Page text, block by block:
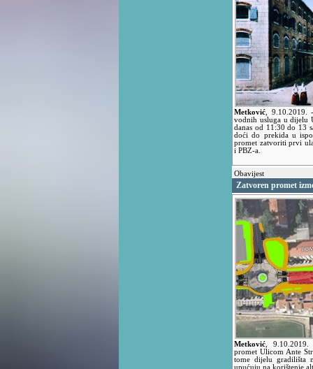
Metković 9.10.2019.
vodnih usluga u dijelu
danas od 11:30 do 13
doći do prekida u
promet zatvoriti prvi
i PBZ-a.
Obavijest
Zatvoren promet
Metković
promet Ulicom Ante
tome dijelu gradilišta
upućuju na korištenje